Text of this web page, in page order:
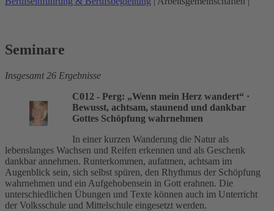
Seminare
Insgesamt 26 Ergebnisse
C012 - Perg: „Wenn mein Herz wandert“ ·
Bewusst, achtsam, staunend und dankbar
Gottes Schöpfung wahrnehmen
In einer kurzen Wanderung die Natur als
lebenslanges Wachsen und Reifen erkennen und als Geschenk
dankbar annehmen. Runterkommen, aufatmen, achtsam im
Augenblick sein, sich selbst spüren, den Rhythmus der Schöpfung
wahrnehmen und ein Aufgehobensein in Gott erahnen. Die
unterschiedlichen Übungen und Texte können auch im Unterricht
der Volksschule und Mittelschule eingesetzt werden.